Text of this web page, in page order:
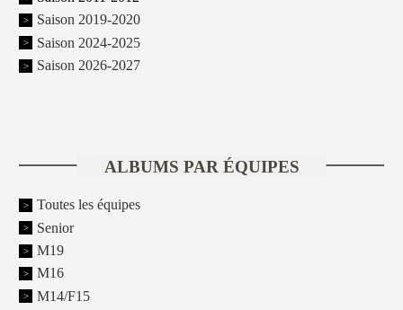
Saison 2019-2020
Saison 2024-2025
Saison 2026-2027
ALBUMS PAR ÉQUIPES
Toutes les équipes
Senior
M19
M16
M14/F15